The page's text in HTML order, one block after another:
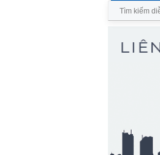
Tìm kiếm